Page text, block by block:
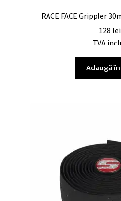
RACE FACE Grippler
128 lei
TVA
Adaugă